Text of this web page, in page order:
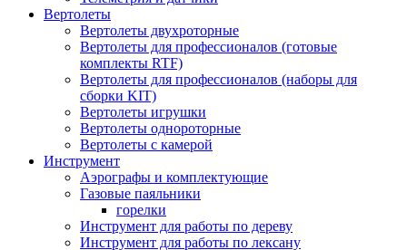
Вертолеты
Вертолеты двухроторные
Вертолеты для профессионалов (готовые
комплекты RTF)
Вертолеты для профессионалов (наборы для
сборки KIT)
Вертолеты игрушки
Вертолеты однороторные
Вертолеты с камерой
Инструмент
Аэрографы и комплектующие
Газовые паяльники
горелки
Инструмент для работы по дереву
Инструмент для работы по лексану